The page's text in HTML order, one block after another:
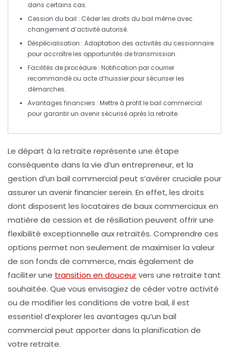
dans certains cas.
Cession du bail : Céder les droits du bail même avec
changement d’activité autorisé.
Déspécialisation : Adaptation des activités du cessionnaire
pour accroître les opportunités de transmission.
Facilités de procédure : Notification par courrier
recommandé ou acte d’huissier pour sécuriser les
démarches.
Avantages financiers : Mettre à profit le bail commercial
pour garantir un avenir sécurisé après la retraite.
Le départ à la retraite représente une étape
conséquente dans la vie d’un entrepreneur, et la
gestion d’un bail commercial peut s’avérer cruciale pour
assurer un avenir financier serein. En effet, les droits
dont disposent les locataires de baux commerciaux en
matière de cession et de résiliation peuvent offrir une
flexibilité exceptionnelle aux retraités. Comprendre ces
options permet non seulement de maximiser la valeur
de son fonds de commerce, mais également de
faciliter une transition en douceurvers une retraite tant
souhaitée. Que vous envisagiez de céder votre activité
ou de modifier les conditions de votre bail, il est
essentiel d’explorer les avantages qu’un bail
commercial peut apporter dans la planification de
votre retraite.